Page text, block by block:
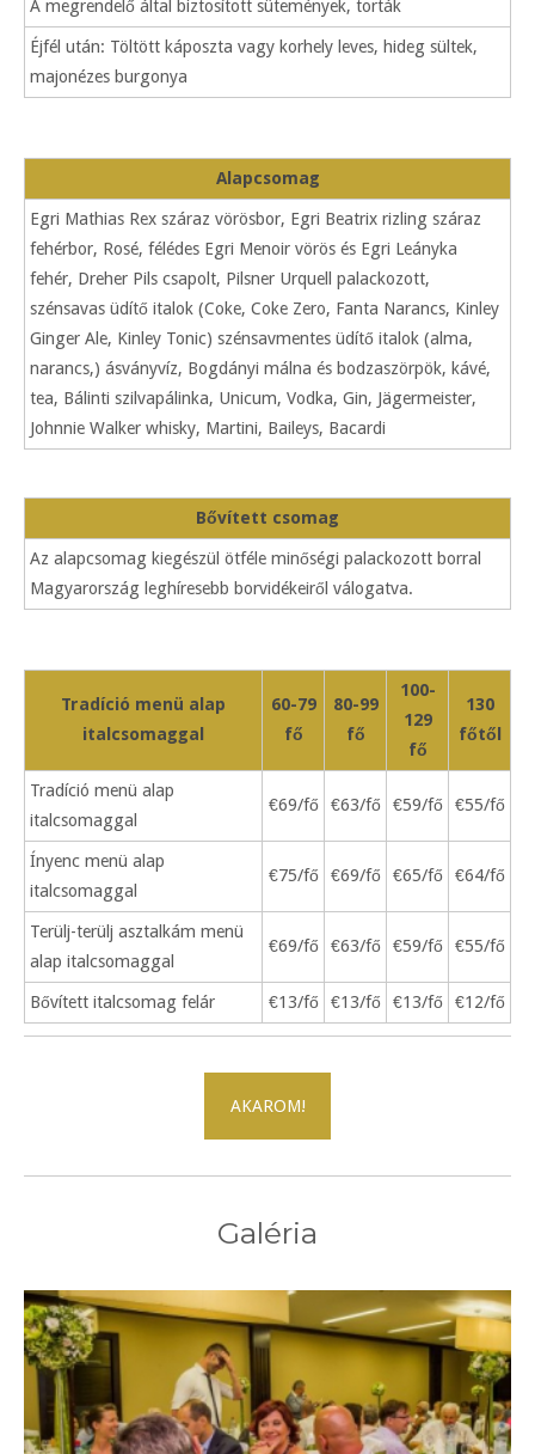
A megrendelő által biztosított sütemények, torták
Éjfél után: Töltött káposzta vagy korhely leves, hideg sültek,
majonézes burgonya
Alapcsomag
Egri Mathias Rex száraz vörösbor, Egri Beatrix rizling száraz
fehérbor, Rosé, félédes Egri Menoir vörös és Egri Leányka
fehér, Dreher Pils csapolt, Pilsner Urquell palackozott,
szénsavas üdítő italok (Coke, Coke Zero, Fanta Narancs, Kinley
Ginger Ale, Kinley Tonic) szénsavmentes üdítő italok (alma,
narancs,) ásványvíz, Bogdányi málna és bodzaszörpök, kávé,
tea, Bálinti szilvapálinka, Unicum, Vodka, Gin, Jägermeister,
Johnnie Walker whisky, Martini, Baileys, Bacardi
Bővített csomag
Az alapcsomag kiegészül ötféle minőségi palackozott borral
Magyarország leghíresebb borvidékeiről válogatva.
Tradíció menü alap
italcsomaggal
60-79
fő
80-99
fő
100-
129
fő
130
főtől
Tradíció menü alap
italcsomaggal
€69/fő €63/fő €59/fő €55/fő
Ínyenc menü alap
italcsomaggal
€75/fő €69/fő €65/fő €64/fő
Terülj-terülj asztalkám menü
alap italcsomaggal
€69/fő €63/fő €59/fő €55/fő
Bővített italcsomag felár €13/fő €13/fő €13/fő €12/fő
AKAROM!
Galéria